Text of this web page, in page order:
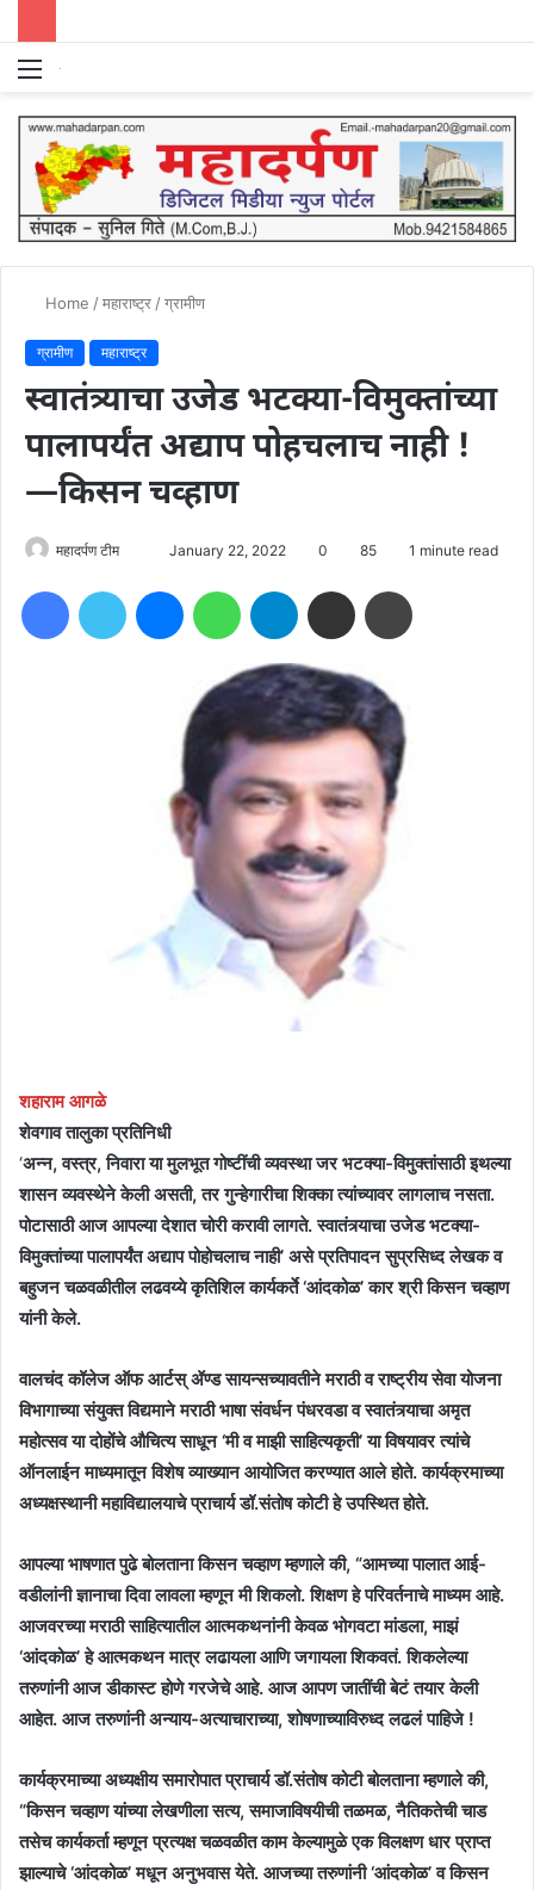
Menu
Home /महाराष्ट्र /ग्रामीण
ग्रामीण महाराष्ट्र
स्वातंत्र्याचा उजेड भटक्या-विमुक्तांच्या
पालापर्यंत अद्याप पोहचलाच नाही !
—किसन चव्हाण
महादर्पण टीम
email
January 22, 2022 0 85 1 minute read
FacebookTwitter MessengerWhatsAppTelegram Share via Email
शहाराम आगळे
शेवगाव तालुका प्रतिनिधी
‘अन्न, वस्त्र, निवारा या मुलभूत गोष्टींची व्यवस्था जर भटक्या-विमुक्तांसाठी इथल्या
शासन व्यवस्थेने केली असती, तर गुन्हेगारीचा शिक्का त्यांच्यावर लागलाच नसता.
पोटासाठी आज आपल्या देशात चोरी करावी लागते. स्वातंत्र्याचा उजेड भटक्या-
विमुक्तांच्या पालापर्यंत अद्याप पोहोचलाच नाही’ असे प्रतिपादन सुप्रसिध्द लेखक व
बहुजन चळवळीतील लढवय्ये कृतिशिल कार्यकर्ते ‘आंदकोळ’ कार श्री किसन चव्हाण
यांनी केले.
वालचंद कॉलेज ऑफ आर्टस् ॲण्ड सायन्सच्यावतीने मराठी व राष्ट्रीय सेवा योजना
विभागाच्या संयुक्त विद्यमाने मराठी भाषा संवर्धन पंधरवडा व स्वातंत्र्याचा अमृत
महोत्सव या दोहोंचे औचित्य साधून ‘मी व माझी साहित्यकृती’ या विषयावर त्यांचे
ऑनलाईन माध्यमातून विशेष व्याख्यान आयोजित करण्यात आले होते. कार्यक्रमाच्या
अध्यक्षस्थानी महाविद्यालयाचे प्राचार्य डॉ.संतोष कोटी हे उपस्थित होते.
आपल्या भाषणात पुढे बोलताना किसन चव्हाण म्हणाले की, “आमच्या पालात आई-
वडीलांनी ज्ञानाचा दिवा लावला म्हणून मी शिकलो. शिक्षण हे परिवर्तनाचे माध्यम आहे.
आजवरच्या मराठी साहित्यातील आत्मकथनांनी केवळ भोगवटा मांडला, माझं
‘आंदकोळ’ हे आत्मकथन मात्र लढायला आणि जगायला शिकवतं. शिकलेल्या
तरुणांनी आज डीकास्ट होणे गरजेचे आहे. आज आपण जातींची बेटं तयार केली
आहेत. आज तरुणांनी अन्याय-अत्याचाराच्या, शोषणाच्याविरुध्द लढलं पाहिजे !
कार्यक्रमाच्या अध्यक्षीय समारोपात प्राचार्य डॉ.संतोष कोटी बोलताना म्हणाले की,
“किसन चव्हाण यांच्या लेखणीला सत्य, समाजाविषयीची तळमळ, नैतिकतेची चाड
तसेच कार्यकर्ता म्हणून प्रत्यक्ष चळवळीत काम केल्यामुळे एक विलक्षण धार प्राप्त
झाल्याचे ‘आंदकोळ’ मधून अनुभवास येते. आजच्या तरुणांनी ‘आंदकोळ’ व किसन